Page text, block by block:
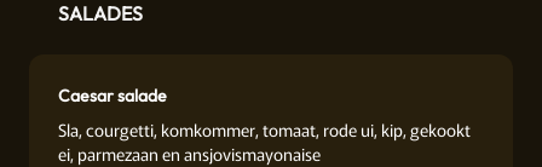
SALADES
Caesar salade
Sla, courgetti, komkommer, tomaat, rode ui, kip, gekookt
ei, parmezaan en ansjovismayonaise